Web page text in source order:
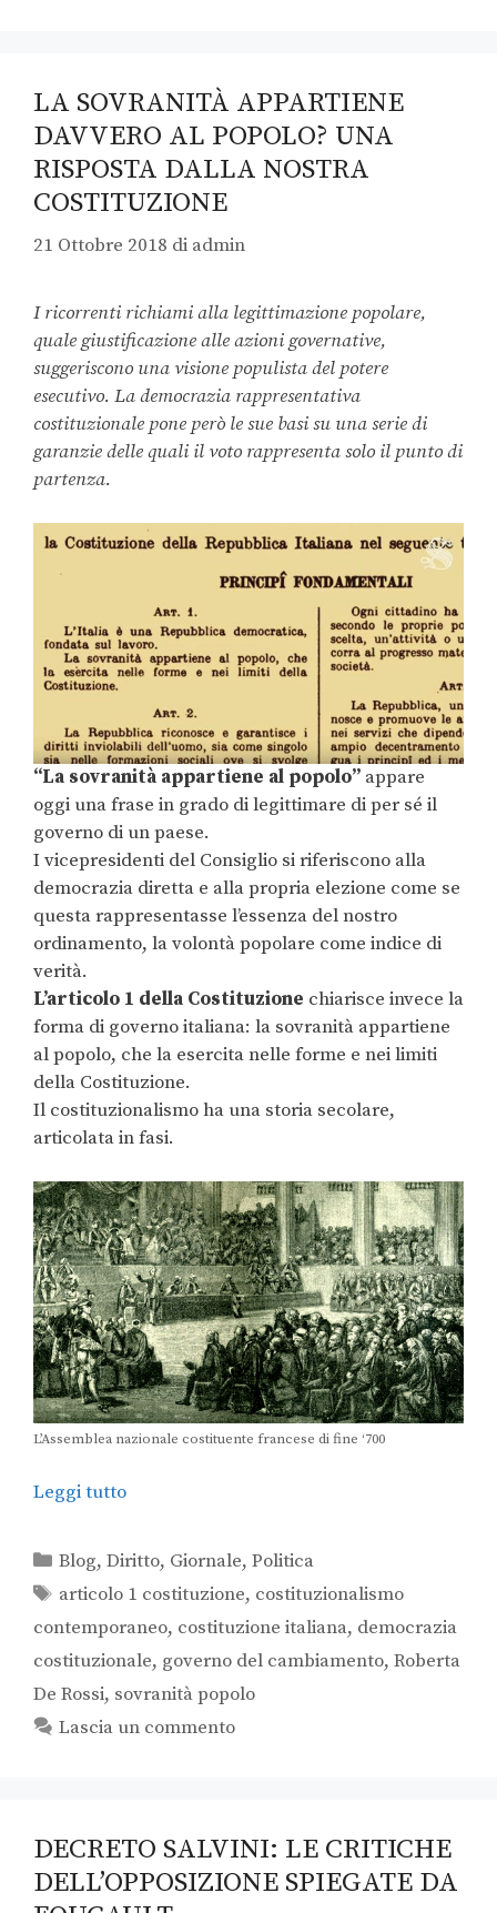
LA SOVRANITÀ APPARTIENE
DAVVERO AL POPOLO? UNA
RISPOSTA DALLA NOSTRA
COSTITUZIONE
21 Ottobre 2018 di admin
I ricorrenti richiami alla legittimazione popolare,
quale giustificazione alle azioni governative,
suggeriscono una visione populista del potere
esecutivo. La democrazia rappresentativa
costituzionale pone però le sue basi su una serie di
garanzie delle quali il voto rappresenta solo il punto di
partenza.
“La sovranità appartiene al popolo” appare
oggi una frase in grado di legittimare di per sé il
governo di un paese.
I vicepresidenti del Consiglio si riferiscono alla
democrazia diretta e alla propria elezione come se
questa rappresentasse l’essenza del nostro
ordinamento, la volontà popolare come indice di
verità.
L’articolo 1 della Costituzione chiarisce invece la
forma di governo italiana: la sovranità appartiene
al popolo, che la esercita nelle forme e nei limiti
della Costituzione.
Il costituzionalismo ha una storia secolare,
articolata in fasi.
L’Assemblea nazionale costituente francese di fine ‘700
Leggi tutto
Blog,Diritto, Giornale,Politica
articolo 1 costituzione, costituzionalismo
contemporaneo, costituzione italiana, democrazia
costituzionale, governo del cambiamento, Roberta
De Rossi, sovranità popolo
Lascia un commento
DECRETO SALVINI: LE CRITICHE
DELL’OPPOSIZIONE SPIEGATE DA